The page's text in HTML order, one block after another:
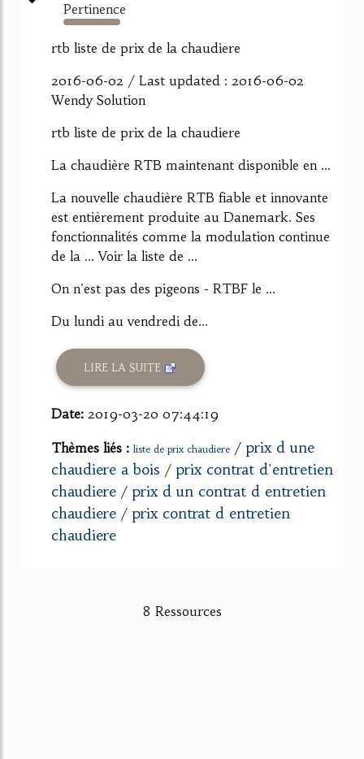
Pertinence
339%
rtb liste de prix de la chaudiere
2016-06-02 / Last updated : 2016-06-02
Wendy Solution
rtb liste de prix de la chaudiere
La chaudière RTB maintenant disponible en ...
La nouvelle chaudière RTB fiable et innovante
est entièrement produite au Danemark. Ses
fonctionnalités comme la modulation continue
de la ... Voir la liste de ...
On n'est pas des pigeons - RTBF le ...
Du lundi au vendredi de...
LIRE LA SUITE
Date: 2019-03-20 07:44:19
Thèmes liés : liste de prix chaudiere / prix d une
chaudiere a bois / prix contrat d'entretien
chaudiere / prix d un contrat d entretien
chaudiere / prix contrat d entretien
chaudiere
8 Ressources